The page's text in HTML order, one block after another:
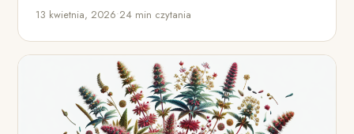
13 kwietnia, 2026•24 min czytania